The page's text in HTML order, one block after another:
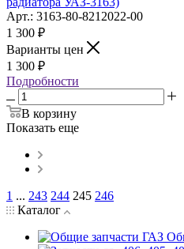
Арт.: 3163-80-8212022-00
1 300 ₽
Варианты цен
1 300 ₽
Подробности
В корзину
Показать еще
1 ... 243 244 245 246
Каталог